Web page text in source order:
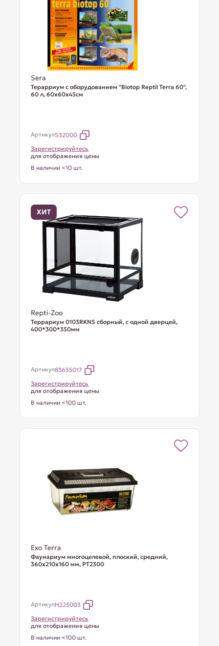
Sera
Терарриум с оборудованием "Biotop Reptil Terra 60",
60 л, 60x60x45cм
АртикулS32000
Зарегистрируйтесь
для отображения цены
В наличии <10 шт.
ХИТ
Repti-Zoo
Террариум 0103RKNS сборный, с одной дверцей,
400*300*350мм
Артикул83635017
Зарегистрируйтесь
для отображения цены
В наличии <100 шт.
Exo Terra
Фаунариум многоцелевой, плоский, средний,
360х210х160 мм, PT2300
АртикулH223003
Зарегистрируйтесь
для отображения цены
В наличии <100 шт.